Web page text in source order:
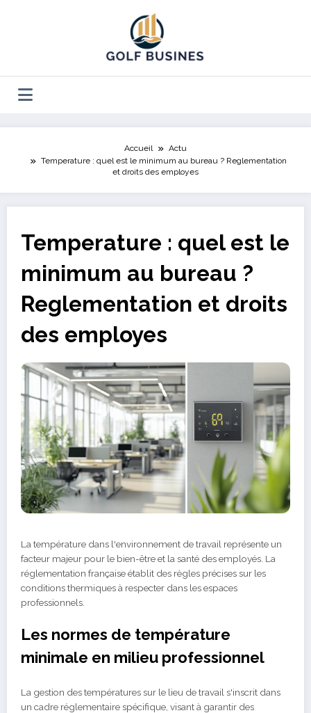
Accueil
Actu
Temperature : quel est le minimum au bureau ? Reglementation
et droits des employes
Temperature : quel est le
minimum au bureau ?
Reglementation et droits
des employes
La température dans l'environnement de travail représente un
facteur majeur pour le bien-être et la santé des employés. La
réglementation française établit des règles précises sur les
conditions thermiques à respecter dans les espaces
professionnels.
Les normes de température
minimale en milieu professionnel
La gestion des températures sur le lieu de travail s'inscrit dans
un cadre réglementaire spécifique, visant à garantir des